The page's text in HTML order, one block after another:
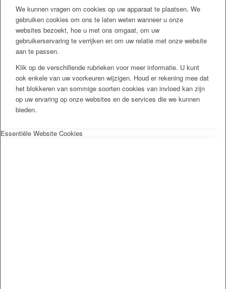
We kunnen vragen om cookies op uw apparaat te plaatsen. We
gebruiken cookies om ons te laten weten wanneer u onze
websites bezoekt, hoe u met ons omgaat, om uw
gebruikerservaring te verrijken en om uw relatie met onze website
aan te passen.
Klik op de verschillende rubrieken voor meer informatie. U kunt
ook enkele van uw voorkeuren wijzigen. Houd er rekening mee dat
het blokkeren van sommige soorten cookies van invloed kan zijn
op uw ervaring op onze websites en de services die we kunnen
bieden.
Essentiële Website Cookies